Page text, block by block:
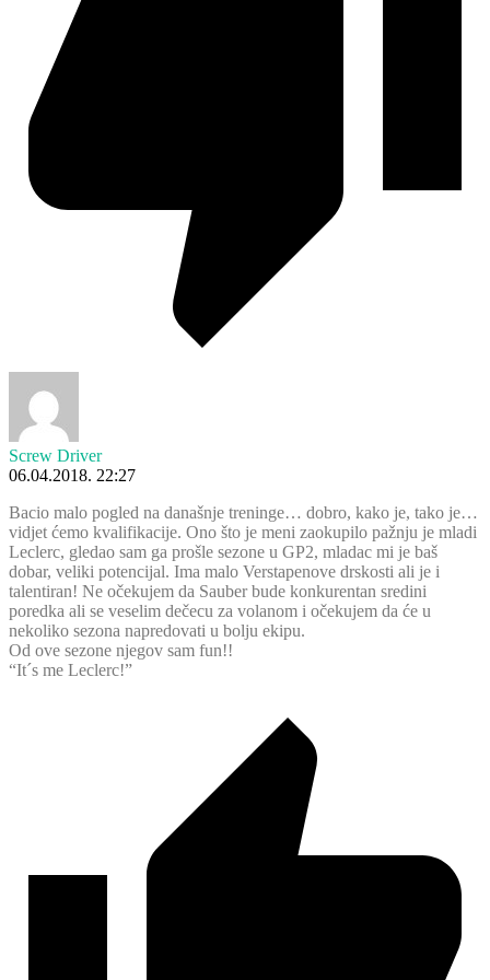
Screw Driver
06.04.2018. 22:27
Bacio malo pogled na današnje treninge… dobro, kako je, tako je…
vidjet ćemo kvalifikacije. Ono što je meni zaokupilo pažnju je mladi
Leclerc, gledao sam ga prošle sezone u GP2, mladac mi je baš
dobar, veliki potencijal. Ima malo Verstapenove drskosti ali je i
talentiran! Ne očekujem da Sauber bude konkurentan sredini
poredka ali se veselim dečecu za volanom i očekujem da će u
nekoliko sezona napredovati u bolju ekipu.
Od ove sezone njegov sam fun!!
“It´s me Leclerc!”